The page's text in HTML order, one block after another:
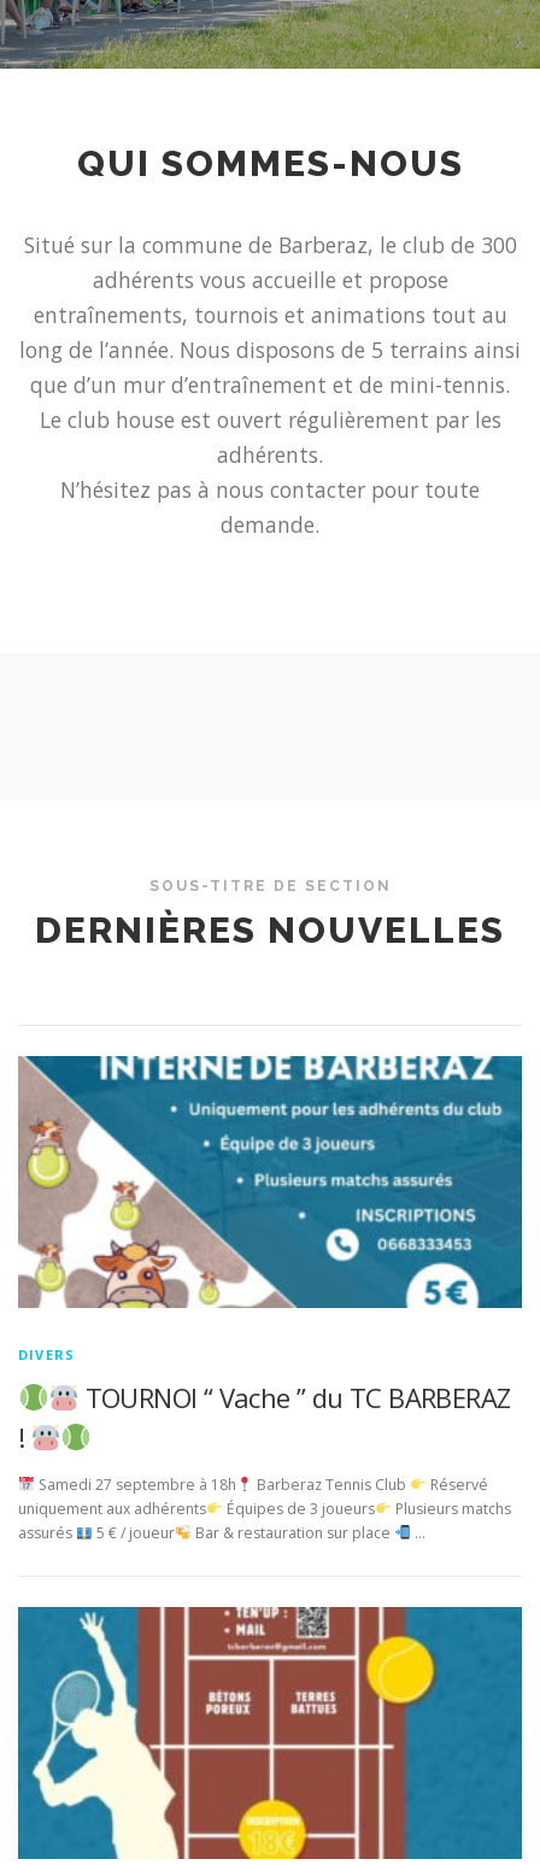
QUI SOMMES-NOUS
Situé sur la commune de Barberaz, le club de 300
adhérents vous accueille et propose
entraînements, tournois et animations tout au
long de l’année. Nous disposons de 5 terrains ainsi
que d’un mur d’entraînement et de mini-tennis.
Le club house est ouvert régulièrement par les
adhérents.
N’hésitez pas à nous contacter pour toute
demande.
SOUS-TITRE DE SECTION
DERNIÈRES NOUVELLES
DIVERS
TOURNOI “ Vache ” du TC BARBERAZ
!
Samedi 27 septembre à 18h Barberaz Tennis Club
Réservé
uniquement aux adhérents
Équipes de 3 joueurs
Plusieurs matchs
assurés
5 € / joueur Bar & restauration sur place …